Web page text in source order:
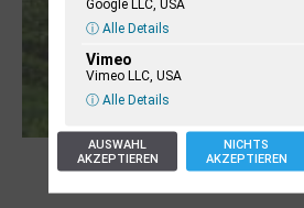
Robert Schads „Blickweit“:
der Horizonte
Google LLC, USA
ⓘ Alle Details
Vimeo
Vimeo LLC, USA
ⓘ Alle Details
AUSWAHL
AKZEPTIEREN
NICHTS
AKZEPTIEREN